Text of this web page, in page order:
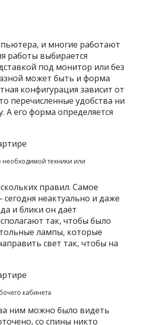
и многие работают
работы выбирается
под монитор или без
может быть и форма
конфигурация зависит от
перечисленные удобства ни
его форма определяется
необходимой техники или
правил. Самое
неактуально и даже
и блики он даёт
так, чтобы было
лампы, которые
свет так, чтобы на
кабинета
ним можно было видеть
со спины никто